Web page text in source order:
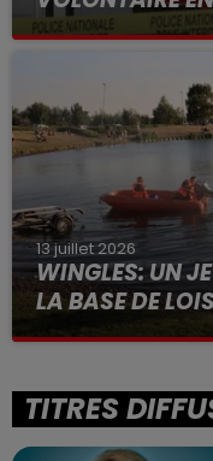
Selon les
13 juillet 2026
WINGLES: UN
LA BASE DE
La victime a coulé
TITRES